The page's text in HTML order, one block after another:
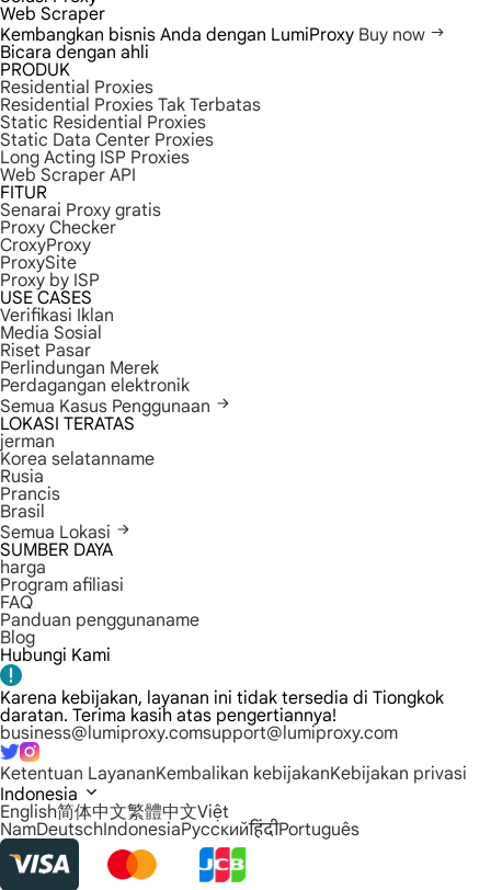
Web Scraper
Kembangkan bisnis Anda dengan LumiProxy Buy now
Bicara dengan ahli
PRODUK
Residential Proxies
Residential Proxies Tak Terbatas
Static Residential Proxies
Static Data Center Proxies
Long Acting ISP Proxies
Web Scraper API
FITUR
Senarai Proxy gratis
Proxy Checker
CroxyProxy
ProxySite
Proxy by ISP
USE CASES
Verifikasi Iklan
Media Sosial
Riset Pasar
Perlindungan Merek
Perdagangan elektronik
Semua Kasus Penggunaan
LOKASI TERATAS
jerman
Korea selatanname
Rusia
Prancis
Brasil
Semua Lokasi
SUMBER DAYA
harga
Program afiliasi
FAQ
Panduan penggunaname
Blog
Hubungi Kami
Karena kebijakan, layanan ini tidak tersedia di Tiongkok
daratan. Terima kasih atas pengertiannya!
business@lumiproxy.comsupport@lumiproxy.com
Ketentuan LayananKembalikan kebijakanKebijakan privasi
Indonesia
English简体中文繁體中文Việt
NamDeutschIndonesiaРусскийहिंदीPortuguês